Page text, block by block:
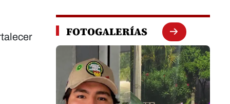
FOTOGALERÍAS